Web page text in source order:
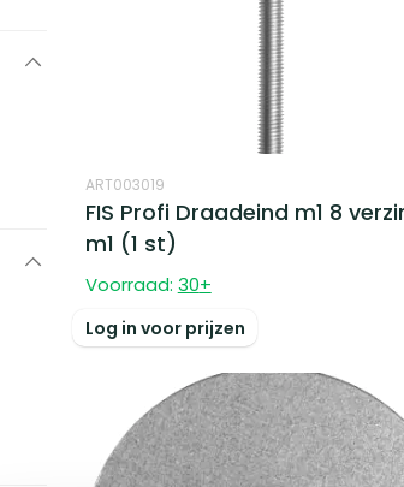
ART003019
FIS Profi Draadeind m1 8
m1 (1 st)
Voorraad: 30+
Log in voor prijzen